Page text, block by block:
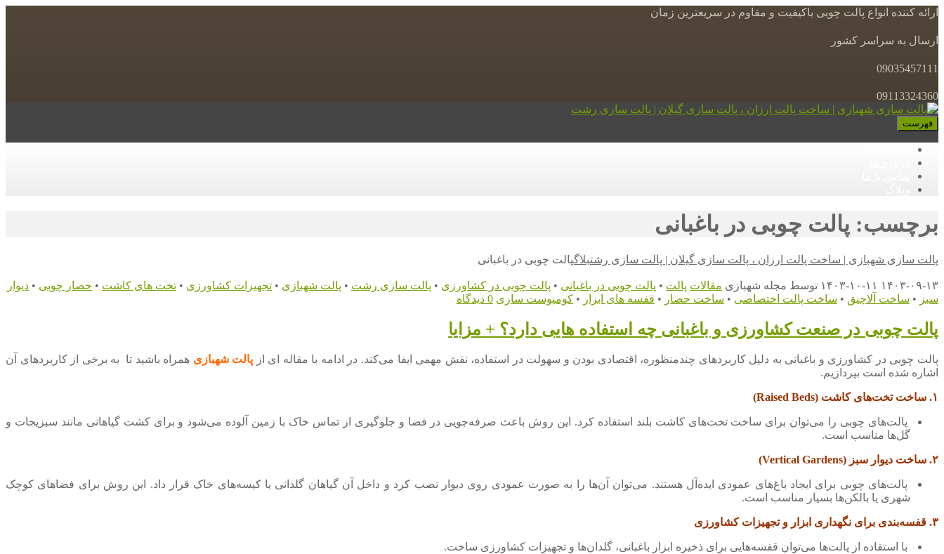
ارائه کننده انواع پالت چوبی باکیفیت و مقاوم در سریعترین زمان
ارسال به سراسر کشور
09035457111
09113324360
فهرست
برچسب: پالت چوبی در باغبانی
پالت سازی شهبازی | ساخت پالت ارزان ، پالت سازی گیلان | پالت سازی رشتبلاگپالت چوبی در باغبانی
۱۴۰۳-۰۹-۱۳ ۱۴۰۳-۱۰-۱۱ توسط مجله شهبازی مقالات پالت • پالت چوبی در باغبانی • پالت چوبی در کشاورزی • پالت سازی رشت • پالت شهبازی • تجهیزات کشاورزی • تخت های کاشت • حصار چوبی • دیوار
سبز • ساخت آلاچیق • ساخت پالت اختصاصی • ساخت حصار • قفسه های ابزار • کومپوست سازی 0 دیدگاه
پالت چوبی در صنعت کشاورزی و باغبانی چه استفاده هایی دارد؟ + مزایا
پالت چوبی در کشاورزی و باغبانی به دلیل کاربردهای چندمنظوره، اقتصادی بودن و سهولت در استفاده، نقش مهمی ایفا می‌کند. در ادامه با مقاله ای از پالت شهبازی همراه باشید تا به برخی از کاربردهای آن
اشاره شده است بپردازیم.
۱. ساخت تخت‌های کاشت (Raised Beds)
پالت‌های چوبی را می‌توان برای ساخت تخت‌های کاشت بلند استفاده کرد. این روش باعث صرفه‌جویی در فضا و جلوگیری از تماس خاک با زمین آلوده می‌شود و برای کشت گیاهانی مانند سبزیجات و
گل‌ها مناسب است.
۲. ساخت دیوار سبز (Vertical Gardens)
پالت‌های چوبی برای ایجاد باغ‌های عمودی ایده‌آل هستند. می‌توان آن‌ها را به صورت عمودی روی دیوار نصب کرد و داخل آن گیاهان گلدانی یا کیسه‌های خاک قرار داد. این روش برای فضاهای کوچک
شهری یا بالکن‌ها بسیار مناسب است.
۳. قفسه‌بندی برای نگهداری ابزار و تجهیزات کشاورزی
با استفاده از پالت‌ها می‌توان قفسه‌هایی برای ذخیره ابزار باغبانی، گلدان‌ها و تجهیزات کشاورزی ساخت.